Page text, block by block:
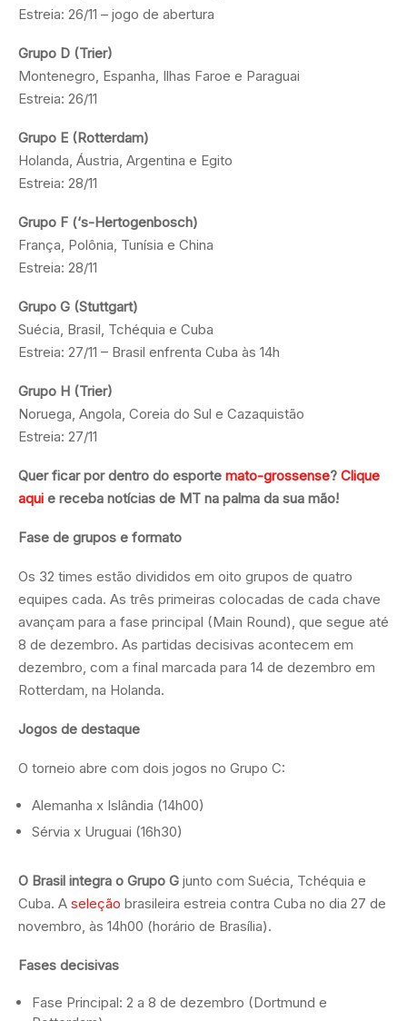
Estreia: 26/11 – jogo de abertura
Grupo D (Trier)
Montenegro, Espanha, Ilhas Faroe e Paraguai
Estreia: 26/11
Grupo E (Rotterdam)
Holanda, Áustria, Argentina e Egito
Estreia: 28/11
Grupo F (‘s-Hertogenbosch)
França, Polônia, Tunísia e China
Estreia: 28/11
Grupo G (Stuttgart)
Suécia, Brasil, Tchéquia e Cuba
Estreia: 27/11 – Brasil enfrenta Cuba às 14h
Grupo H (Trier)
Noruega, Angola, Coreia do Sul e Cazaquistão
Estreia: 27/11
Quer ficar por dentro do esporte mato-grossense? Clique
aqui e receba notícias de MT na palma da sua mão!
Fase de grupos e formato
Os 32 times estão divididos em oito grupos de quatro
equipes cada. As três primeiras colocadas de cada chave
avançam para a fase principal (Main Round), que segue até
8 de dezembro. As partidas decisivas acontecem em
dezembro, com a final marcada para 14 de dezembro em
Rotterdam, na Holanda.
Jogos de destaque
O torneio abre com dois jogos no Grupo C:
Alemanha x Islândia (14h00)
Sérvia x Uruguai (16h30)
O Brasil integra o Grupo G junto com Suécia, Tchéquia e
Cuba. A seleção brasileira estreia contra Cuba no dia 27 de
novembro, às 14h00 (horário de Brasília).
Fases decisivas
Fase Principal: 2 a 8 de dezembro (Dortmund e